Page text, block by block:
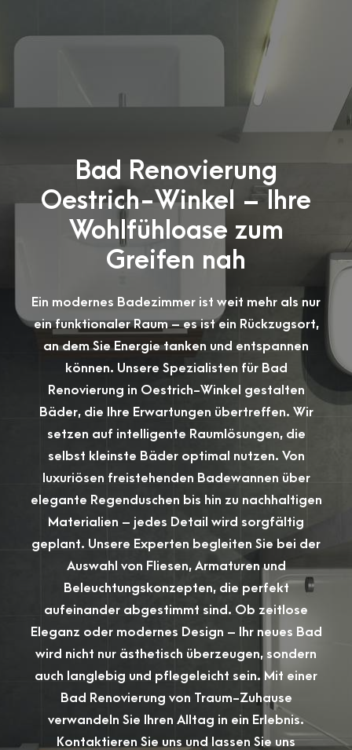
Bad Renovierung
Oestrich-Winkel – Ihre
Wohlfühloase zum
Greifen nah
Ein modernes Badezimmer ist weit mehr als nur
ein funktionaler Raum – es ist ein Rückzugsort,
an dem Sie Energie tanken und entspannen
können. Unsere Spezialisten für Bad
Renovierung in Oestrich-Winkel gestalten
Bäder, die Ihre Erwartungen übertreffen. Wir
setzen auf intelligente Raumlösungen, die
selbst kleinste Bäder optimal nutzen. Von
luxuriösen freistehenden Badewannen über
elegante Regenduschen bis hin zu nachhaltigen
Materialien – jedes Detail wird sorgfältig
geplant. Unsere Experten begleiten Sie bei der
Auswahl von Fliesen, Armaturen und
Beleuchtungskonzepten, die perfekt
aufeinander abgestimmt sind. Ob zeitlose
Eleganz oder modernes Design – Ihr neues Bad
wird nicht nur ästhetisch überzeugen, sondern
auch langlebig und pflegeleicht sein. Mit einer
Bad Renovierung von Traum-Zuhause
verwandeln Sie Ihren Alltag in ein Erlebnis.
Kontaktieren Sie uns und lassen Sie uns